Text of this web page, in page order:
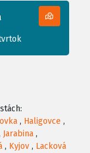
, Haligovce ,
Jarabina ,
, Kyjov , Lacková